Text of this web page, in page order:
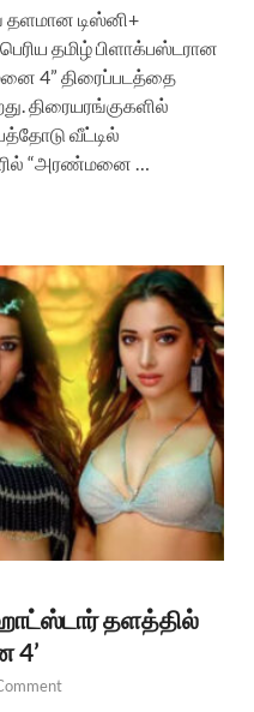
டிஸ்னி+
தமிழ் பிளாக்பஸ்டரான
4” திரைப்படத்தை
திரையரங்குகளில்
வீட்டில்
“அரண்மனை …
தளத்தில்
4’